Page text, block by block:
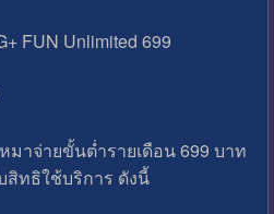
FUN Unlimited 699
จ่ายขั้นต่ำรายเดือน 699 บาท
สิทธิใช้บริการ ดังนี้